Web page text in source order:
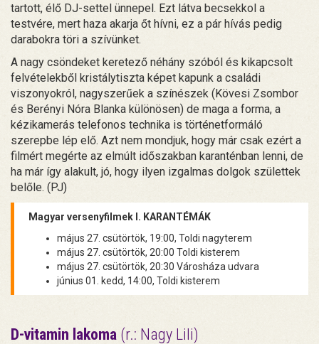
tartott, élő DJ-settel ünnepel. Ezt látva becsekkol a
testvére, mert haza akarja őt hívni, ez a pár hívás pedig
darabokra töri a szívünket.
A nagy csöndeket keretező néhány szóból és kikapcsolt
felvételekből kristálytiszta képet kapunk a családi
viszonyokról, nagyszerűek a színészek (Kövesi Zsombor
és Berényi Nóra Blanka különösen) de maga a forma, a
kézikamerás telefonos technika is történetformáló
szerepbe lép elő. Azt nem mondjuk, hogy már csak ezért a
filmért megérte az elmúlt időszakban karanténban lenni, de
ha már így alakult, jó, hogy ilyen izgalmas dolgok születtek
belőle. (PJ)
Magyar versenyfilmek I. KARANTÉMÁK
május 27. csütörtök, 19:00, Toldi nagyterem
május 27. csütörtök, 20:00 Toldi kisterem
május 27. csütörtök, 20:30 Városháza udvara
június 01. kedd, 14:00, Toldi kisterem
D-vitamin lakoma (r.: Nagy Lili)